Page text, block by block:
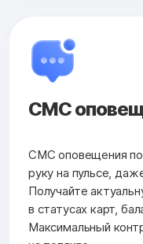
СМС
СМС оповещения
руку на пульсе,
Получайте
в статусах карт,
Максимальный